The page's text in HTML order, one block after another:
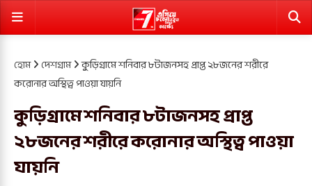
হোম দেশগ্রাম কুড়িগ্রামে শনিবার ৮টাজনসহ প্রাপ্ত ২৮জনের শরীরে
করোনার অস্থিত্ব পাওয়া যায়নি
কুড়িগ্রামে শনিবার ৮টাজনসহ প্রাপ্ত
২৮জনের শরীরে করোনার অস্থিত্ব পাওয়া
যায়নি